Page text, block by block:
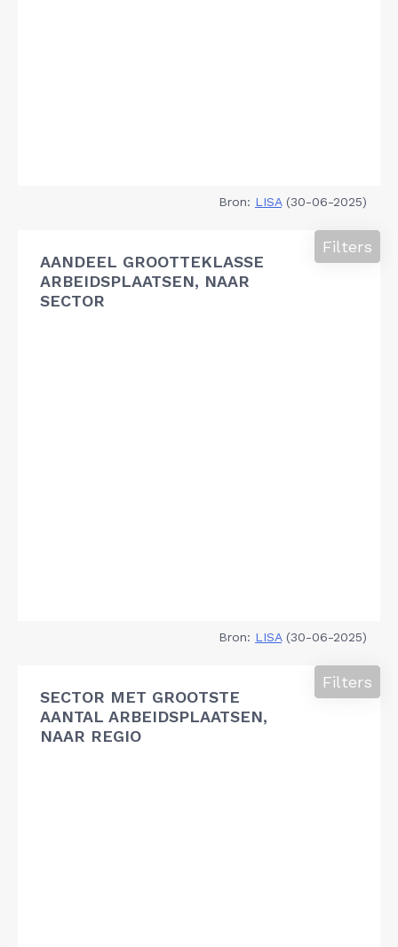
Bron: LISA(30-06-2025)
AANDEEL GROOTTEKLASSE
ARBEIDSPLAATSEN, NAAR
SECTOR
Filters
Bron: LISA(30-06-2025)
SECTOR MET GROOTSTE
AANTAL ARBEIDSPLAATSEN,
NAAR REGIO
Filters